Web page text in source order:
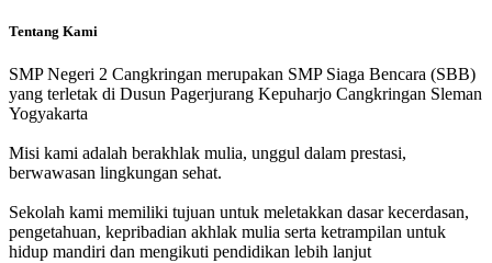
Tentang Kami
SMP Negeri 2 Cangkringan merupakan SMP Siaga Bencara (SBB)
yang terletak di Dusun Pagerjurang Kepuharjo Cangkringan Sleman
Yogyakarta
Misi kami adalah berakhlak mulia, unggul dalam prestasi,
berwawasan lingkungan sehat.
Sekolah kami memiliki tujuan untuk meletakkan dasar kecerdasan,
pengetahuan, kepribadian akhlak mulia serta ketrampilan untuk
hidup mandiri dan mengikuti pendidikan lebih lanjut